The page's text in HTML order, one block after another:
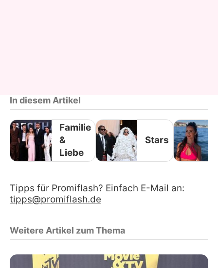
In diesem Artikel
Familie
&
Liebe
Stars
Tipps für Promiflash? Einfach E-Mail an:
tipps@promiflash.de
Weitere Artikel zum Thema